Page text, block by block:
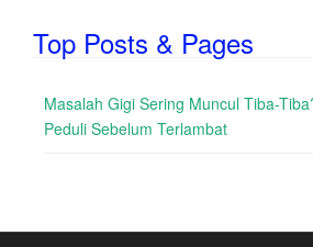
Top Posts & Pages
Masalah Gigi Sering Muncul Tiba-
Peduli Sebelum Terlambat